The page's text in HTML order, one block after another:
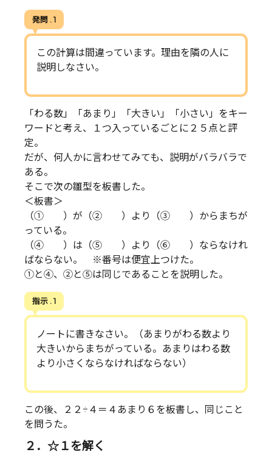
発問 . 1
この計算は間違っています。理由を隣の人に
説明しなさい。
「わる数」「あまり」「大きい」「小さい」をキー
ワードと考え、１つ入っているごとに２５点と評
定。
だが、何人かに言わせてみても、説明がバラバラで
ある。
そこで次の雛型を板書した。
＜板書＞
（① ）が（② ）より（③ ）からまちが
っている。
（④ ）は（⑤ ）より（⑥ ）ならなけれ
ばならない。 ※番号は便宜上つけた。
①と④、②と⑤は同じであることを説明した。
指示 . 1
ノートに書きなさい。（あまりがわる数より
大きいからまちがっている。あまりはわる数
より小さくならなければならない）
この後、２２÷４＝４あまり６を板書し、同じこと
を問うた。
２．☆１を解く